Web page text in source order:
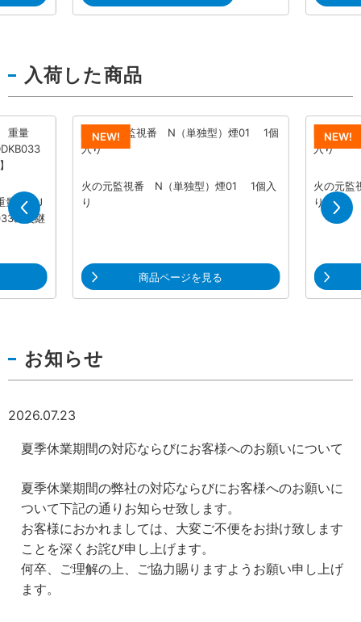
入荷した商品
量用 J
の後継
火の元監視番 N（単独型）煙01 1個入
り
商品ページを見る
火の元
り
お知らせ
2026.07.23
夏季休業期間の対応ならびにお客様へのお願いについて
夏季休業期間の弊社の対応ならびにお客様へのお願いに
ついて下記の通りお知らせ致します。
お客様におかれましては、大変ご不便をお掛け致します
ことを深くお詫び申し上げます。
何卒、ご理解の上、ご協力賜りますようお願い申し上げ
ます。